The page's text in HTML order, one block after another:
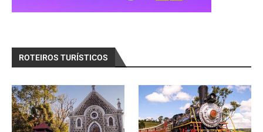
ROTEIROS TURÍSTICOS